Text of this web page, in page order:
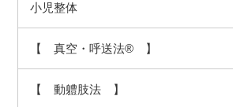
小児整体
【 真空・呼送法® 】
【 動軆肢法 】